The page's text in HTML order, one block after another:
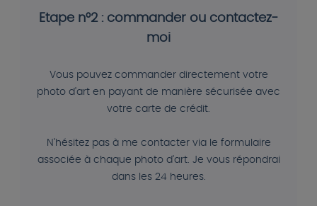
Etape n°2 : commander ou contactez-
moi
Vous pouvez commander directement votre
photo d'art en payant de manière sécurisée avec
votre carte de crédit.
N'hésitez pas à me contacter via le formulaire
associée à chaque photo d'art. Je vous répondrai
dans les 24 heures.